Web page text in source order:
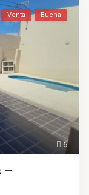
6
Venta Buena
–